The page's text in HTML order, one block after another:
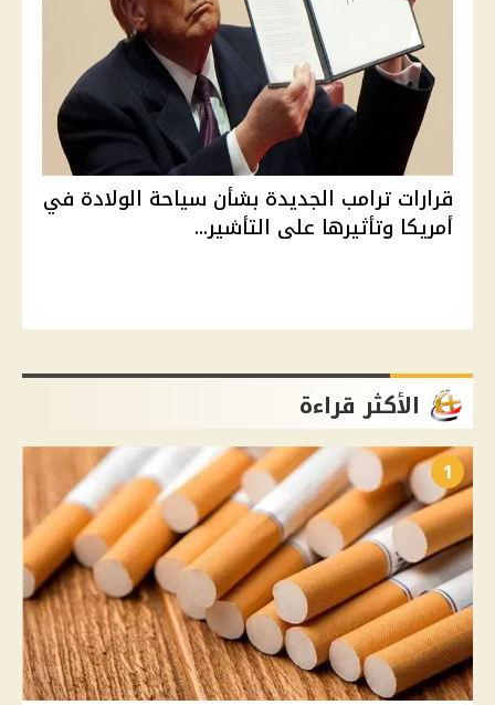
قرارات ترامب الجديدة بشأن سياحة الولادة في
أمريكا وتأثيرها على التأشير...
الأكثر قراءة
1